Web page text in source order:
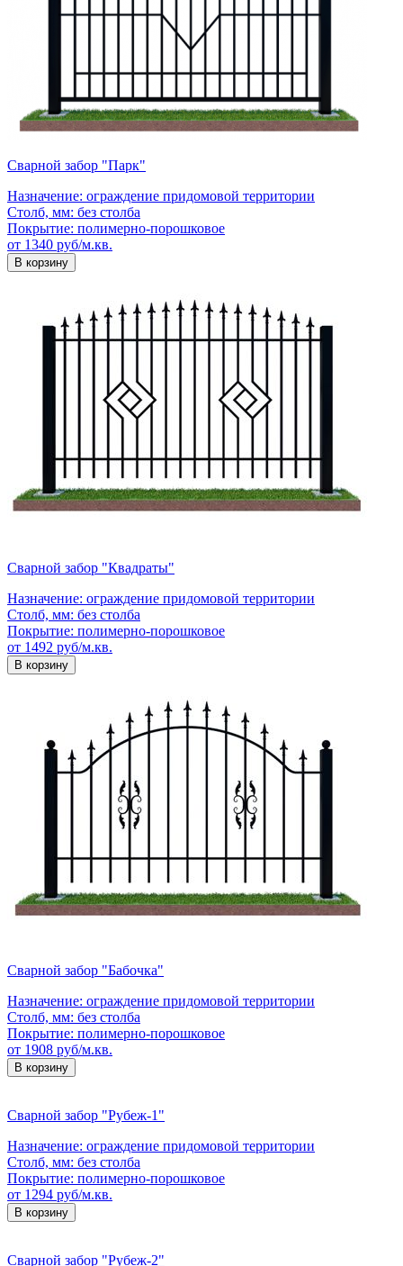
Сварной забор "Парк"
Назначение: ограждение придомовой территории
Столб, мм: без столба
Покрытие: полимерно-порошковое
от 1340 руб/м.кв.
В корзину
Сварной забор "Квадраты"
Назначение: ограждение придомовой территории
Столб, мм: без столба
Покрытие: полимерно-порошковое
от 1492 руб/м.кв.
В корзину
Сварной забор "Бабочка"
Назначение: ограждение придомовой территории
Столб, мм: без столба
Покрытие: полимерно-порошковое
от 1908 руб/м.кв.
В корзину
Сварной забор "Рубеж-1"
Назначение: ограждение придомовой территории
Столб, мм: без столба
Покрытие: полимерно-порошковое
от 1294 руб/м.кв.
В корзину
Сварной забор "Рубеж-2"